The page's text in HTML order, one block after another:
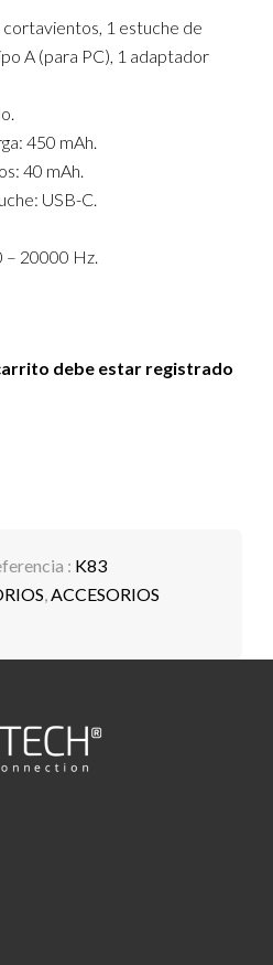
1 estuche de
A (para PC), 1 adaptador
450 mAh.
40 mAh.
USB-C.
– 20000 Hz.
debe estar registrado
: K83
,ACCESORIOS